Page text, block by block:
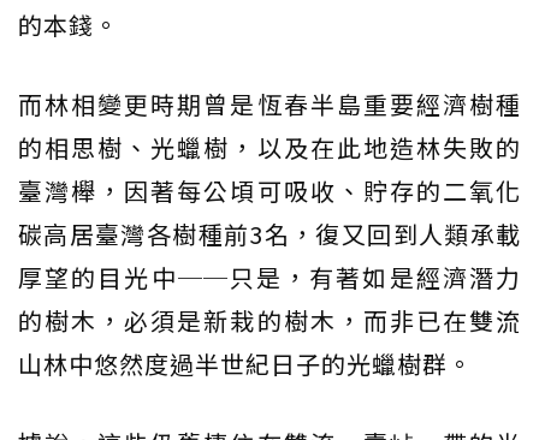
的本錢。
而林相變更時期曾是恆春半島重要經濟樹種
的相思樹、光蠟樹，以及在此地造林失敗的
臺灣櫸，因著每公頃可吸收、貯存的二氧化
碳高居臺灣各樹種前3名，復又回到人類承載
厚望的目光中──只是，有著如是經濟潛力
的樹木，必須是新栽的樹木，而非已在雙流
山林中悠然度過半世紀日子的光蠟樹群。